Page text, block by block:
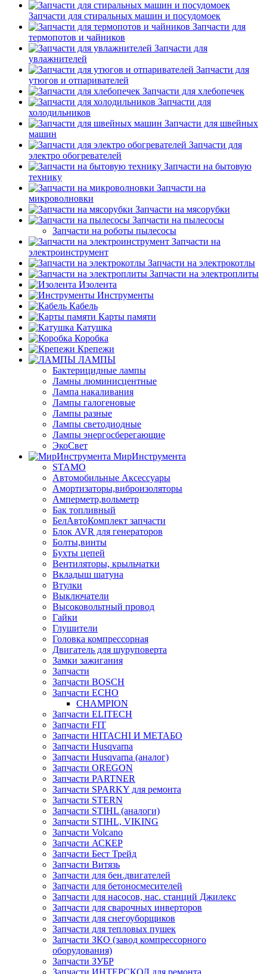
Запчасти для стиральных машин и посудомоек
Запчасти для
термопотов и чайников
Запчасти для
увлажнителей
Запчасти для
утюгов и отпаривателей
Запчасти для хлебопечек
Запчасти для
холодильников
Запчасти для швейных
машин
Запчасти для
электро обогревателей
Запчасти на бытовую
технику
Запчасти на
микроволновки
Запчасти на мясорубки
Запчасти на пылесосы
Запчасти на роботы пылесосы
Запчасти на
электроинструмент
Запчасти на электрокотлы
Запчасти на электроплиты
Изолента
Инструменты
Кабель
Карты памяти
Катушка
Коробка
Крепежи
ЛАМПЫ
Бактерицидные лампы
Ламны люминисцентные
Лампа накаливания
Лампы галогеновые
Лампы разные
Лампы светодиодные
Лампы энергосберегающие
ЭкоСвет
МирИнструмента
STAMO
Автомобильные Аксессуары
Амортизаторы,виброизоляторы
Амперметр,вольметр
Бак топливный
БелАвтоКомплект запчасти
Блок AVR для генераторов
Болты,винты
Бухты цепей
Вентиляторы, крыльчатки
Вкладыш шатуна
Втулки
Выключатели
Высоковольтный провод
Гайки
Глушители
Головка компрессорная
Двигатель для шуруповерта
Замки зажигания
Запчасти
Запчасти BOSCH
Запчасти ECHO
CHAMPION
Запчасти ELITECH
Запчасти FIT
Запчасти HITACHI И МЕТАБО
Запчасти Husqvarna
Запчасти Husqvarna (аналог)
Запчасти OREGON
Запчасти PARTNER
Запчасти SPARKY для ремонта
Запчасти STERN
Запчасти STIHL (аналоги)
Запчасти STIHL, VIKING
Запчасти Volcano
Запчасти АСКЕР
Запчасти Бест Трейд
Запчасти Витязь
Запчасти для бен.двигателей
Запчасти для бетоносмесителей
Запчасти для насосов, нас. станций Джилекс
Запчасти для сварочных инверторов
Запчасти для снегоуборщиков
Запчасти для тепловых пушек
Запчасти ЗКО (завод компрессорного
оборудования)
Запчасти ЗУБР
Запчасти ИНТЕРСКОЛ для ремонта